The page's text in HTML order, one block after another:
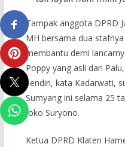
Tampak anggota DPRD
MH bersama dua
membantu demi
Poppy yang asli dari
sendiri, kata Kadarwati,
Sumyang ini selama 25
Joko Suryono.
Ketua DPRD Klaten